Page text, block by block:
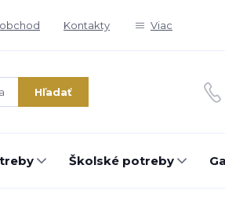
Kontakty Viac
Hľadať
Školské potreby